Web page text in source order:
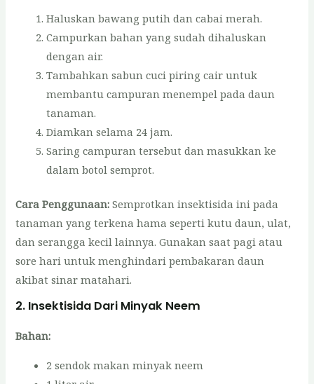
Haluskan bawang putih dan cabai merah.
Campurkan bahan yang sudah dihaluskan
dengan air.
Tambahkan sabun cuci piring cair untuk
membantu campuran menempel pada daun
tanaman.
Diamkan selama 24 jam.
Saring campuran tersebut dan masukkan ke
dalam botol semprot.
Cara Penggunaan: Semprotkan insektisida ini pada
tanaman yang terkena hama seperti kutu daun, ulat,
dan serangga kecil lainnya. Gunakan saat pagi atau
sore hari untuk menghindari pembakaran daun
akibat sinar matahari.
2. Insektisida Dari Minyak Neem
Bahan:
2 sendok makan minyak neem